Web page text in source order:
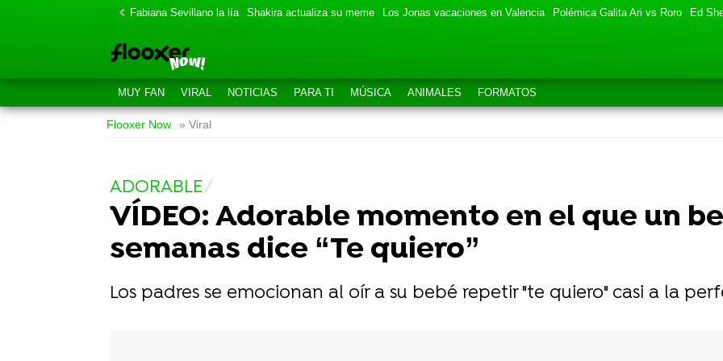
Fabiana Sevillano la lía Shakira actualiza su meme Los Jonas vacaciones en Valencia Polémica Galita Ari vs Roro Ed
MUY FAN VIRAL NOTICIAS PARA TI MÚSICA ANIMALES FORMATOS
Flooxer Now » Viral
ADORABLE
VÍDEO: Adorable momento en el que un
semanas dice “Te quiero”
Los padres se emocionan al oír a su bebé repetir "te quiero" casi a la